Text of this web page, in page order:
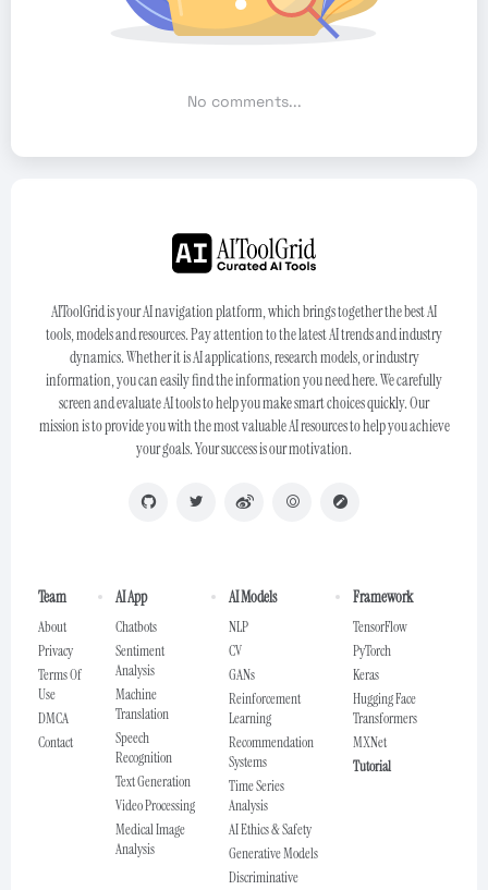
No comments...
AIToolGrid is your AI navigation platform, which brings together the best AI
tools, models and resources. Pay attention to the latest AI trends and industry
dynamics. Whether it is AI applications, research models, or industry
information, you can easily find the information you need here. We carefully
screen and evaluate AI tools to help you make smart choices quickly. Our
mission is to provide you with the most valuable AI resources to help you achieve
your goals. Your success is our motivation.
Team
About
Privacy
Terms Of
Use
DMCA
Contact
AI App
Chatbots
Sentiment
Analysis
Machine
Translation
Speech
Recognition
Text Generation
Video Processing
Medical Image
Analysis
AI Models
NLP
CV
GANs
Reinforcement
Learning
Recommendation
Systems
Time Series
Analysis
AI Ethics & Safety
Generative Models
Discriminative
Framework
TensorFlow
PyTorch
Keras
Hugging Face
Transformers
MXNet
Tutorial